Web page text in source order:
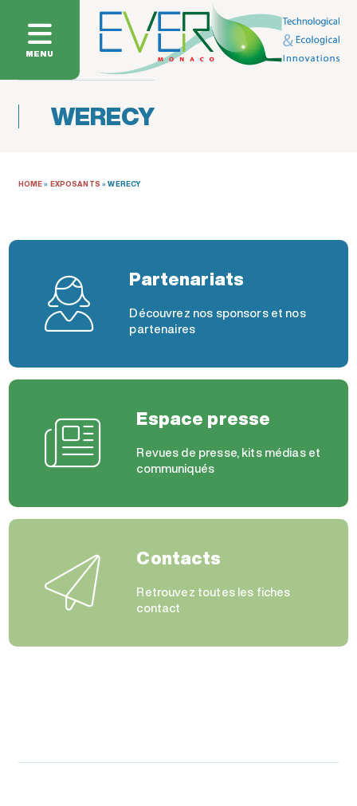
MENU
WERECY
HOME» EXPOSANTS »WERECY
Partenariats
Découvrez nos sponsors et nos
partenaires
Espace presse
Revues de presse, kits médias et
communiqués
Contacts
Retrouvez toutes les fiches
contact